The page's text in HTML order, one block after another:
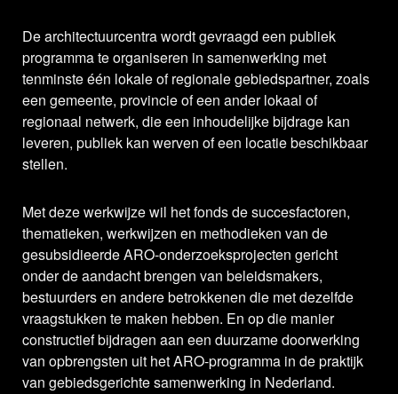
De architectuurcentra wordt gevraagd een publiek
programma te organiseren in samenwerking met
tenminste één lokale of regionale gebiedspartner, zoals
een gemeente, provincie of een ander lokaal of
regionaal netwerk, die een inhoudelijke bijdrage kan
leveren, publiek kan werven of een locatie beschikbaar
stellen.
Met deze werkwijze wil het fonds de succesfactoren,
thematieken, werkwijzen en methodieken van de
gesubsidieerde ARO-onderzoeksprojecten gericht
onder de aandacht brengen van beleidsmakers,
bestuurders en andere betrokkenen die met dezelfde
vraagstukken te maken hebben. En op die manier
constructief bijdragen aan een duurzame doorwerking
van opbrengsten uit het ARO-programma in de praktijk
van gebiedsgerichte samenwerking in Nederland.